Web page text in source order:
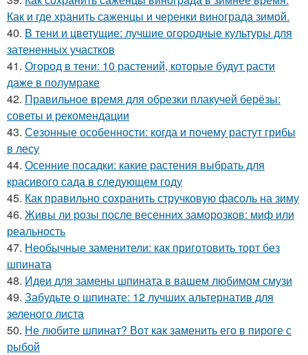
Как и где хранить саженцы и черенки винограда зимой.
40. В тени и цветущие: лучшие огородные культуры для
затененных участков
41. Огород в тени: 10 растений, которые будут расти
даже в полумраке
42. Правильное время для обрезки плакучей берёзы:
советы и рекомендации
43. Сезонные особенности: когда и почему растут грибы
в лесу
44. Осенние посадки: какие растения выбрать для
красивого сада в следующем году
45. Как правильно сохранить стручковую фасоль на зиму
46. Живы ли розы после весенних заморозков: миф или
реальность
47. Необычные заменители: как приготовить торт без
шпината
48. Идеи для замены шпината в вашем любимом смузи
49. Забудьте о шпинате: 12 лучших альтернатив для
зеленого листа
50. Не любите шпинат? Вот как заменить его в пироге с
рыбой